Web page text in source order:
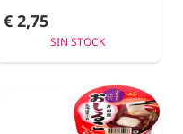
€ 2,75
SIN STOCK